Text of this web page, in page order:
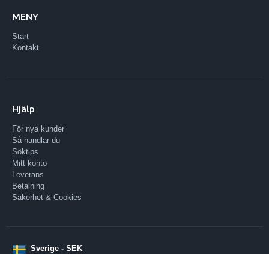
MENY
Start
Kontakt
Hjälp
För nya kunder
Så handlar du
Söktips
Mitt konto
Leverans
Betalning
Säkerhet & Cookies
Sverige - SEK